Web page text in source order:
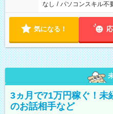
なし / パソコンスキル不
気になる！
3ヵ月で71万円稼ぐ！未
のお話相手など